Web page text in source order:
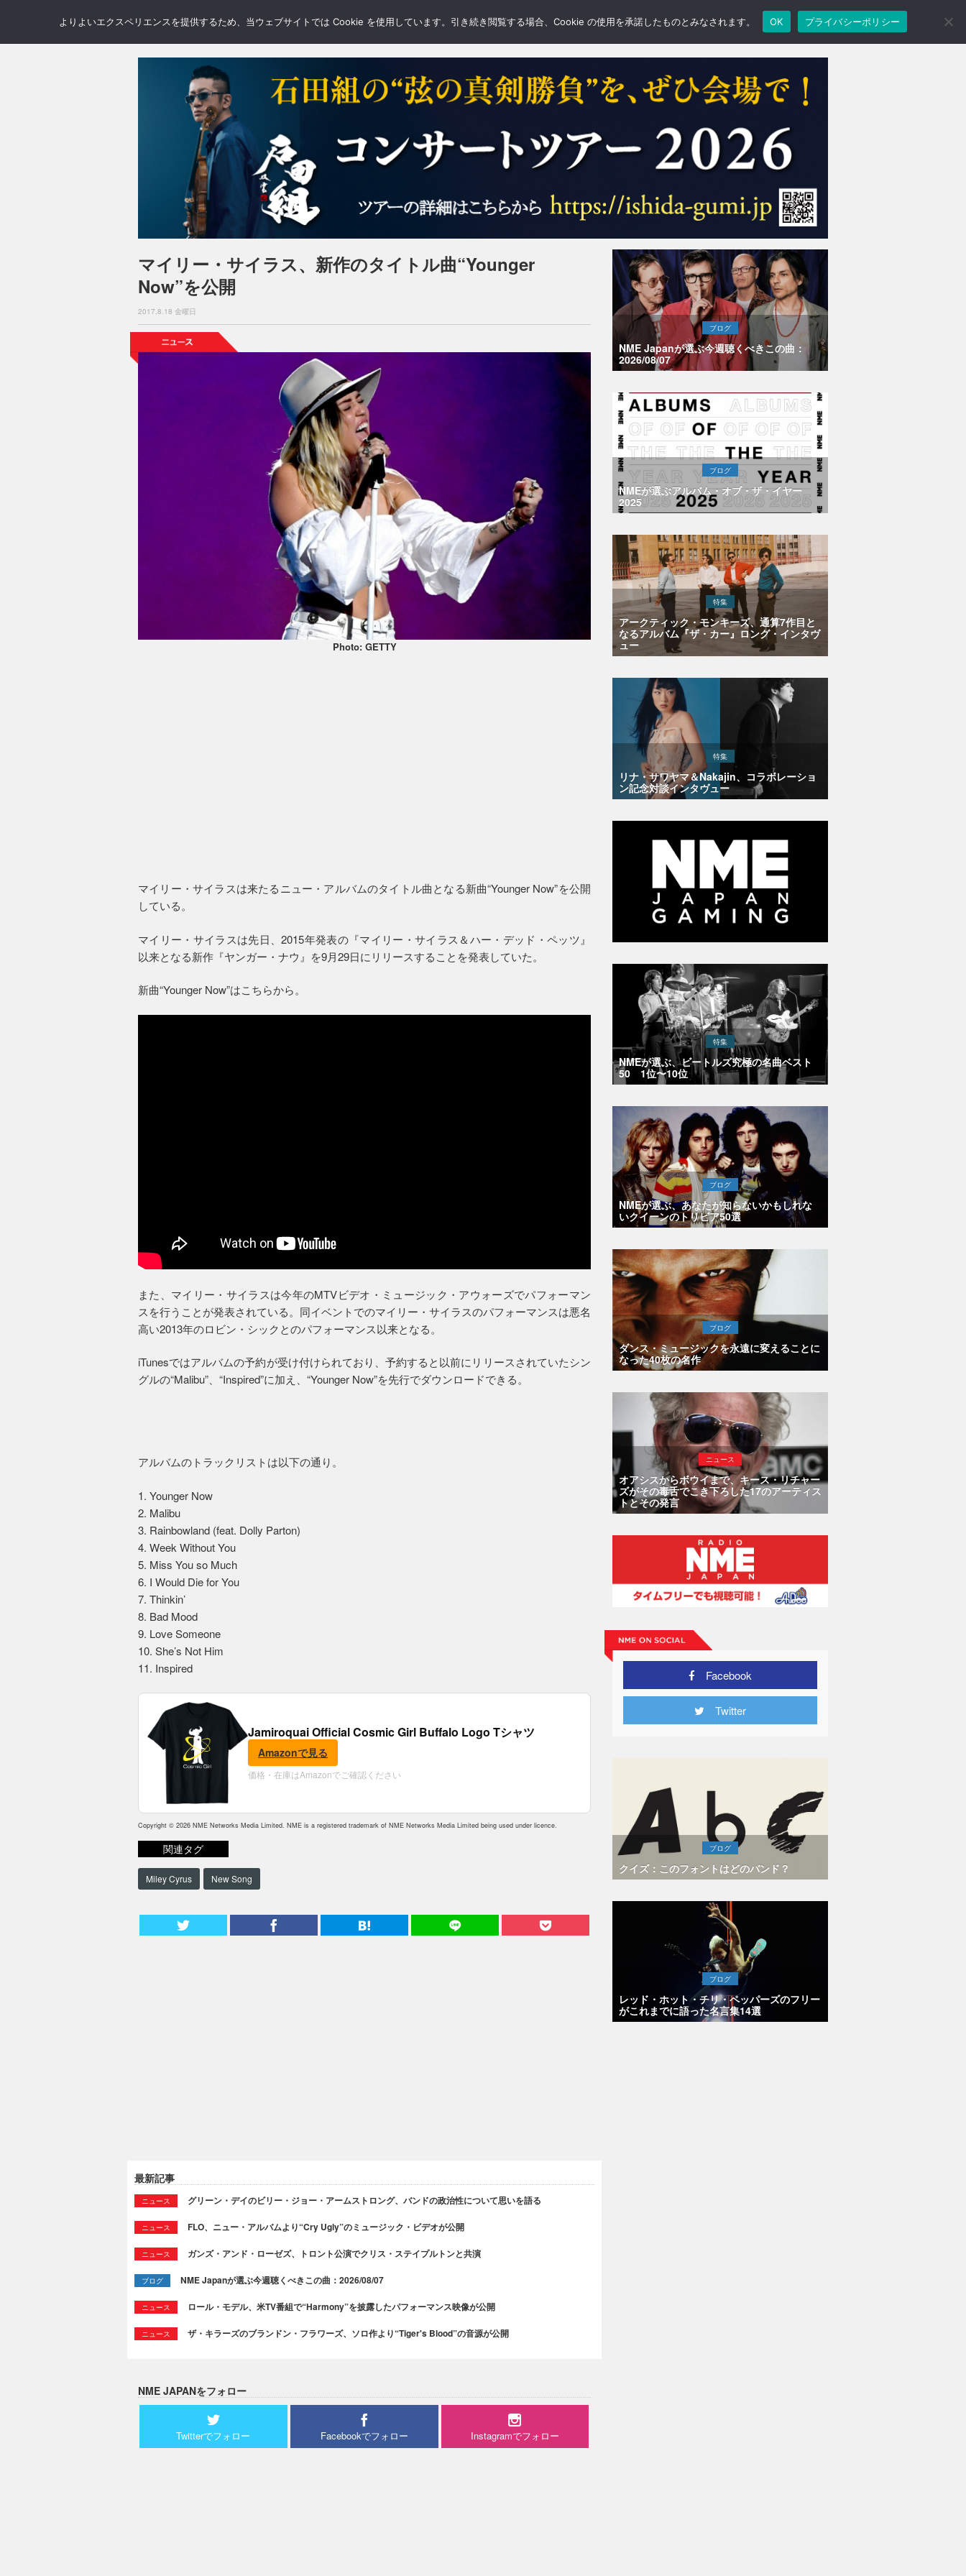
NEWS REVIEWS GALLERY BLOGS FEATURE
マイリー・サイラス、新作のタイトル曲“Younger
Now”を公開
2017.8.18 金曜日
Photo: GETTY
マイリー・サイラスは来たるニュー・アルバムのタイトル曲となる新曲“Younger Now”を公開
している。
マイリー・サイラスは先日、2015年発表の『マイリー・サイラス＆ハー・デッド・ペッツ』
以来となる新作『ヤンガー・ナウ』を9月29日にリリースすることを発表していた。
新曲“Younger Now”はこちらから。
また、マイリー・サイラスは今年のMTVビデオ・ミュージック・アウォーズでパフォーマン
スを行うことが発表されている。同イベントでのマイリー・サイラスのパフォーマンスは悪名
高い2013年のロビン・シックとのパフォーマンス以来となる。
iTunesではアルバムの予約が受け付けられており、予約すると以前にリリースされていたシン
グルの“Malibu”、“Inspired”に加え、“Younger Now”を先行でダウンロードできる。
アルバムのトラックリストは以下の通り。
1. Younger Now
2. Malibu
3. Rainbowland (feat. Dolly Parton)
4. Week Without You
5. Miss You so Much
6. I Would Die for You
7. Thinkin’
8. Bad Mood
9. Love Someone
10. She’s Not Him
11. Inspired
Jamiroquai Official Cosmic Girl Buffalo Logo Tシャツ
Amazonで見る
価格・在庫はAmazonでご確認ください
Copyright © 2026 NME Networks Media Limited. NME is a registered trademark of NME Networks Media Limited being used under licence.
関連タグ
Miley Cyrus New Song
最新記事
ニュース グリーン・デイのビリー・ジョー・アームストロング、バンドの政治性について思いを語る
ニュース FLO、ニュー・アルバムより“Cry Ugly”のミュージック・ビデオが公開
ニュース ガンズ・アンド・ローゼズ、トロント公演でクリス・ステイプルトンと共演
ブログ NME Japanが選ぶ今週聴くべきこの曲：2026/08/07
ニュース ロール・モデル、米TV番組で“Harmony”を披露したパフォーマンス映像が公開
ニュース ザ・キラーズのブランドン・フラワーズ、ソロ作より“Tiger's Blood”の音源が公開
NME JAPANをフォロー
Twitterでフォロー Facebookでフォロー Instagramでフォロー
ブログ
NME Japanが選ぶ今週聴くべきこの曲：
2026/08/07
ブログ
NMEが選ぶアルバム・オブ・ザ・イヤー
2025
特集
アークティック・モンキーズ、通算7作目と
なるアルバム『ザ・カー』ロング・インタヴ
ュー
特集
リナ・サワヤマ＆Nakajin、コラボレーショ
ン記念対談インタヴュー
特集
NMEが選ぶ、ビートルズ究極の名曲ベスト
50 1位〜10位
ブログ
NMEが選ぶ、あなたが知らないかもしれな
いクイーンのトリビア50選
ブログ
ダンス・ミュージックを永遠に変えることに
なった40枚の名作
ニュース
オアシスからボウイまで、キース・リチャー
ズがその毒舌でこき下ろした17のアーティス
トとその発言
Facebook
Twitter
ブログ
クイズ：このフォントはどのバンド？
ブログ
レッド・ホット・チリ・ペッパーズのフリー
がこれまでに語った名言集14選
よりよいエクスペリエンスを提供するため、当ウェブサイトでは Cookie を使用しています。引き続き閲覧する場合、Cookie の使用を承諾したものとみなされます。 OK プライバシーポリシー